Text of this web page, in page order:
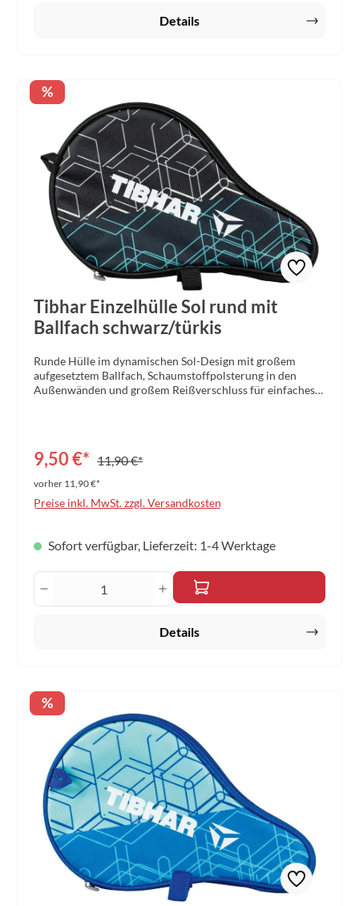
Details
Rabatt
%
Tibhar Einzelhülle Sol rund mit
Ballfach schwarz/türkis
Runde Hülle im dynamischen Sol-Design mit großem
aufgesetztem Ballfach, Schaumstoffpolsterung in den
Außenwänden und großem Reißverschluss für einfaches
9,50 €* 11,90 €*
vorher 11,90 €*
Preise inkl. MwSt. zzgl. Versandkosten
Sofort verfügbar, Lieferzeit: 1-4 Werktage
Produkt Anzahl: Gib den gewünschten
Details
Rabatt
%